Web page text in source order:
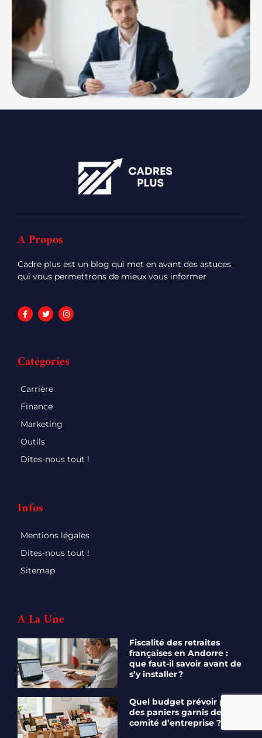
A Propos
Cadre plus est un blog qui met en avant des astuces
qui vous permettrons de mieux vous informer
Catégories
Carrière
Finance
Marketing
Outils
Dites-nous tout !
Infos
Mentions légales
Dites-nous tout !
Sitemap
A La Une
Fiscalité des retraites
françaises en Andorre :
que faut-il savoir avant de
s’y installer ?
Quel budget prévoir pour
des paniers garnis de
comité d’entreprise ?